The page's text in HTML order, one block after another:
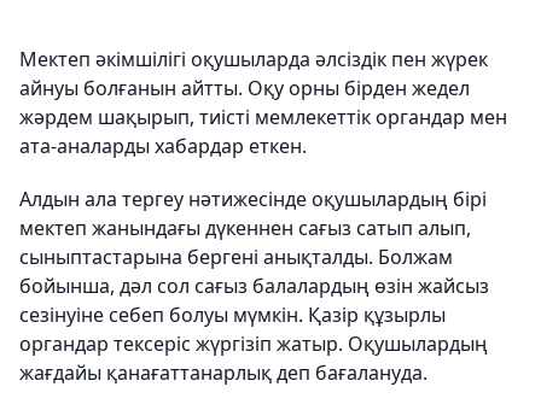
Мектеп әкімшілігі оқушыларда әлсіздік пен жүрек
айнуы болғанын айтты. Оқу орны бірден жедел
жәрдем шақырып, тиісті мемлекеттік органдар мен
ата-аналарды хабардар еткен.
Алдын ала тергеу нәтижесінде оқушылардың бірі
мектеп жанындағы дүкеннен сағыз сатып алып,
сыныптастарына бергені анықталды. Болжам
бойынша, дәл сол сағыз балалардың өзін жайсыз
сезінуіне себеп болуы мүмкін. Қазір құзырлы
органдар тексеріс жүргізіп жатыр. Оқушылардың
жағдайы қанағаттанарлық деп бағалануда.